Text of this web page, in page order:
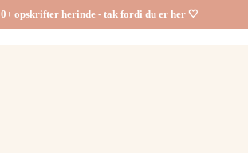
opskrifter herinde - tak fordi du er her 🤍